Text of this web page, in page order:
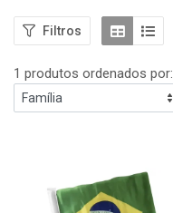
Filtros
1 produtos ordenados por: